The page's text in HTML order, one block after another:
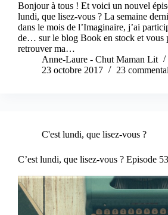
Bonjour à tous ! Et voici un nouvel
lundi, que lisez-vous ? La semaine
dans le mois de l’Imaginaire, j’ai
de… sur le blog Book en stock et vous
retrouver ma…
Anne-Laure - Chut Maman Lit
23 octobre 2017
23
C'est lundi, que lisez-vous ?
C’est lundi, que lisez-vous ? Episode 53